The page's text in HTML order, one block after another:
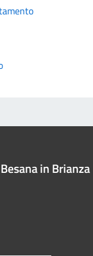
in Brianza